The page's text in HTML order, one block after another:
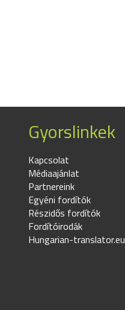
Gyorslinkek
Kapcsolat
Médiaajánlat
Partnereink
Egyéni fordítók
Részidős fordítók
Fordítóirodák
Hungarian-translator.eu